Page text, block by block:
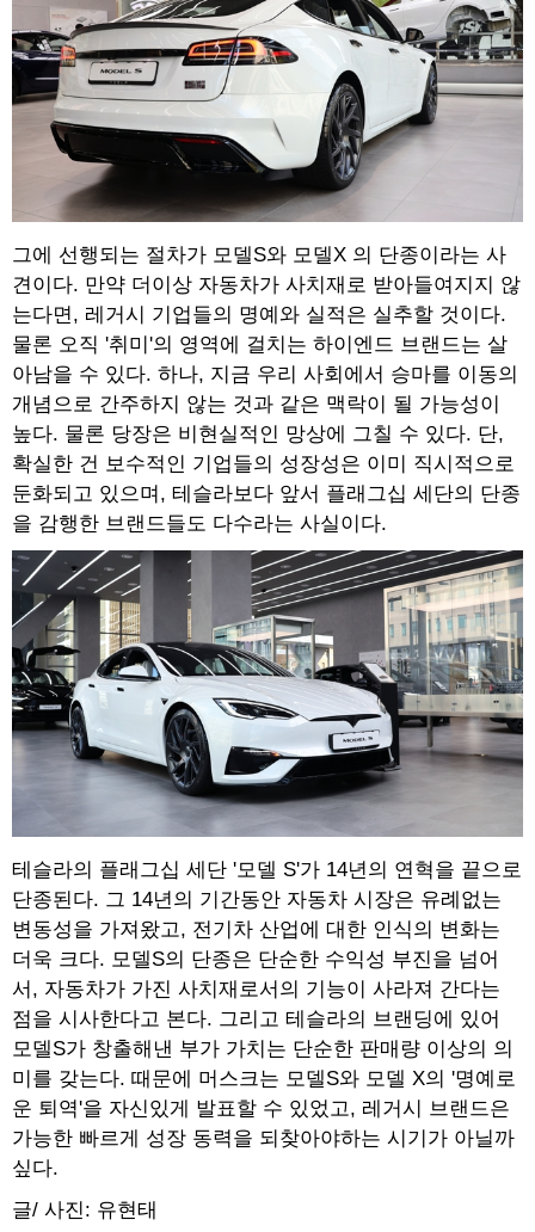
그에 선행되는 절차가 모델S와 모델X 의 단종이라는 사
견이다. 만약 더이상 자동차가 사치재로 받아들여지지 않
는다면, 레거시 기업들의 명예와 실적은 실추할 것이다.
물론 오직 '취미'의 영역에 걸치는 하이엔드 브랜드는 살
아남을 수 있다. 하나, 지금 우리 사회에서 승마를 이동의
개념으로 간주하지 않는 것과 같은 맥락이 될 가능성이
높다. 물론 당장은 비현실적인 망상에 그칠 수 있다. 단,
확실한 건 보수적인 기업들의 성장성은 이미 직시적으로
둔화되고 있으며, 테슬라보다 앞서 플래그십 세단의 단종
을 감행한 브랜드들도 다수라는 사실이다.
테슬라의 플래그십 세단 '모델 S'가 14년의 연혁을 끝으로
단종된다. 그 14년의 기간동안 자동차 시장은 유례없는
변동성을 가져왔고, 전기차 산업에 대한 인식의 변화는
더욱 크다. 모델S의 단종은 단순한 수익성 부진을 넘어
서, 자동차가 가진 사치재로서의 기능이 사라져 간다는
점을 시사한다고 본다. 그리고 테슬라의 브랜딩에 있어
모델S가 창출해낸 부가 가치는 단순한 판매량 이상의 의
미를 갖는다. 때문에 머스크는 모델S와 모델 X의 '명예로
운 퇴역'을 자신있게 발표할 수 있었고, 레거시 브랜드은
가능한 빠르게 성장 동력을 되찾아야하는 시기가 아닐까
싶다.
글/ 사진: 유현태